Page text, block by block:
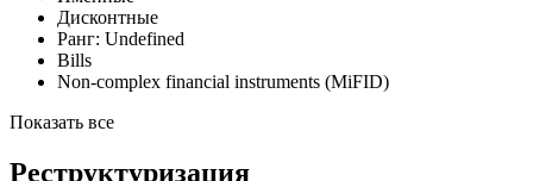
Классификатор выпуска
Именные
Ранг: Undefined